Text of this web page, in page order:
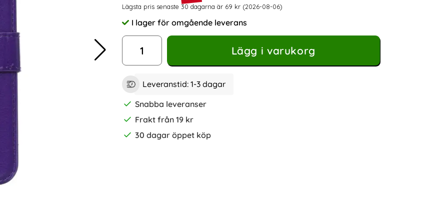
Prishistorik
Lägsta pris senaste 30 dagarna är 69 kr (2026-08-06)
Tillgänglighet:
I lager för omgående leverans
antal
Lägg i varukorg
Leveranstid: 1-3 dagar
Snabba leveranser
Frakt från 19 kr
30 dagar öppet köp